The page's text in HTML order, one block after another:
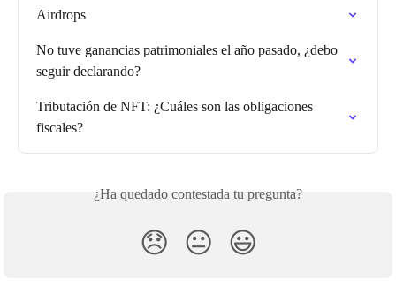
Airdrops
No tuve ganancias patrimoniales el año pasado, ¿debo
seguir declarando?
Tributación de NFT: ¿Cuáles son las obligaciones
fiscales?
¿Ha quedado contestada tu pregunta?
😞 😐 😃